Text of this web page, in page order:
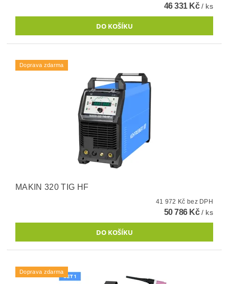
46 331 Kč/ ks
Doprava zdarma
MAKIN 320 TIG HF
41 972 Kč bez DPH
50 786 Kč/ ks
Doprava zdarma